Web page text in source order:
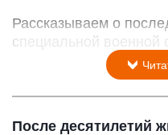
Рассказываем о
специальной военной
После десятилетий